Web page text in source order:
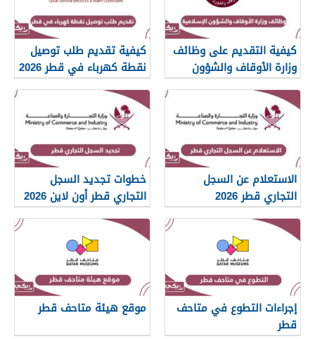
كيفية التقديم على وظائف
وزارة الأوقاف والشؤون
الإسلامية قطر 2026
كيفية تقديم طلب توصيل
نقطة كهرباء في قطر 2026
الاستعلام عن السجل
التجاري قطر 2026
خطوات تجديد السجل
التجاري قطر أون لاين 2026
إجراءات التطوع في متاحف
قطر
موقع هيئة متاحف قطر